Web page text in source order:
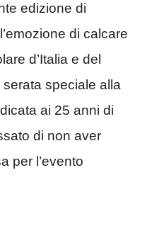
edizione di
di calcare
d’Italia e del
speciale alla
ai 25 anni di
di non aver
per l’evento